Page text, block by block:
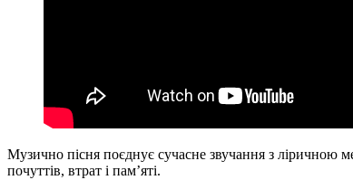
Музично пісня поєднує сучасне звучання з ліричною
почуттів, втрат і памʼяті.